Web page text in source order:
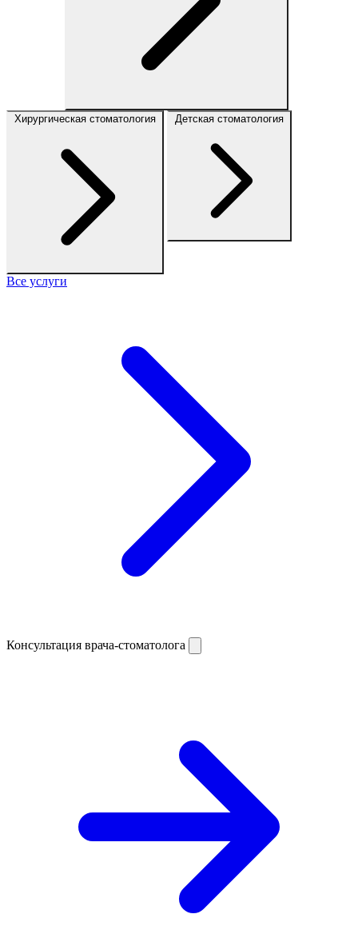
Хирургическая стоматология Детская стоматология
Все услуги
Консультация врача-стоматолога